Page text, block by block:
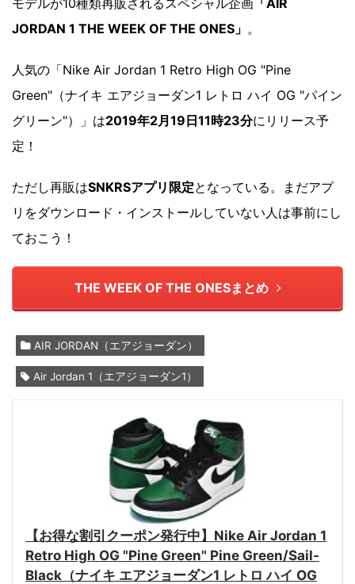
モデルが10種類再販されるスペシャル企画 「AIR
JORDAN 1 THE WEEK OF THE ONES」 。
人気の「Nike Air Jordan 1 Retro High OG "Pine
Green"（ナイキ エアジョーダン1 レトロ ハイ OG "パイン
グリーン"）」は2019年2月19日11時23分にリリース予
定！
ただし再販はSNKRSアプリ限定となっている。まだアプ
リをダウンロード・インストールしていない人は事前にし
ておこう！
THE WEEK OF THE ONESまとめ
AIR JORDAN（エアジョーダン）
Air Jordan 1（エアジョーダン1）
【お得な割引クーポン発行中】Nike Air Jordan 1
Retro High OG "Pine Green" Pine Green/Sail-
Black（ナイキ エアジョーダン1 レトロ ハイ OG